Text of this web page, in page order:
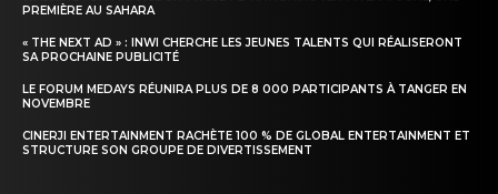
PREMIÈRE AU SAHARA
« THE NEXT AD » : INWI CHERCHE LES JEUNES TALENTS QUI RÉALISERONT
SA PROCHAINE PUBLICITÉ
LE FORUM MEDAYS RÉUNIRA PLUS DE 8 000 PARTICIPANTS À TANGER EN
NOVEMBRE
CINERJI ENTERTAINMENT RACHÈTE 100 % DE GLOBAL ENTERTAINMENT ET
STRUCTURE SON GROUPE DE DIVERTISSEMENT